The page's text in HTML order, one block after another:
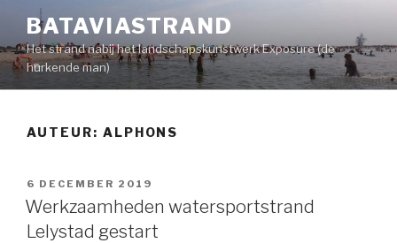
inhoud
springen
BATAVIASTRAND
Het strand nabij het landschapskunstwerk Exposure (de
hurkende man)
AUTEUR: ALPHONS
GEPLAATST
OP
6 DECEMBER 2019
Werkzaamheden watersportstrand
Lelystad gestart